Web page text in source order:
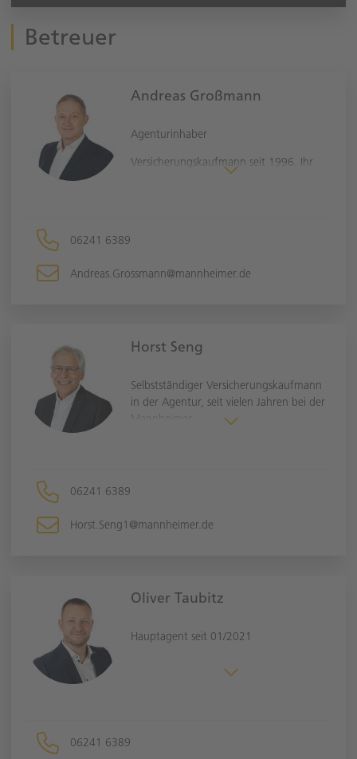
Betreuer
Andreas Großmann
Agenturinhaber
Versicherungskaufmann seit 1996. Ihr
06241 6389
Andreas.Grossmann@mannheimer.de
Horst Seng
Selbstständiger Versicherungskaufmann
in der Agentur, seit vielen Jahren bei der
Mannheimer.
weiterhin als Berater erhalten.
06241 6389
Horst.Seng1@mannheimer.de
Oliver Taubitz
Hauptagent seit 01/2021
06241 6389